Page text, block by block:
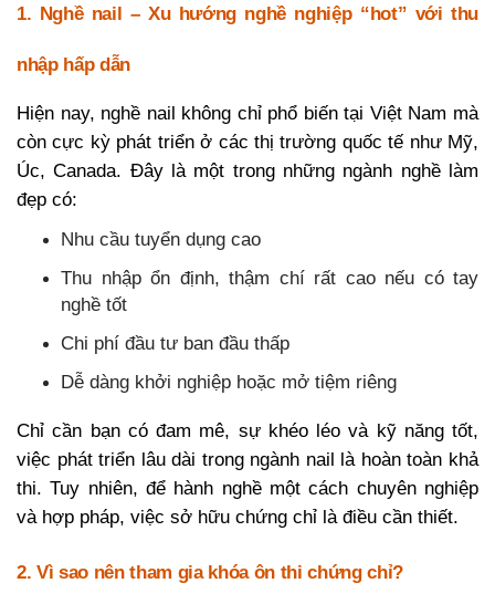
1. Nghề nail – Xu hướng nghề nghiệp “hot” với thu
nhập hấp dẫn
Hiện nay, nghề nail không chỉ phổ biến tại Việt Nam mà
còn cực kỳ phát triển ở các thị trường quốc tế như Mỹ,
Úc, Canada. Đây là một trong những ngành nghề làm
đẹp có:
Nhu cầu tuyển dụng cao
Thu nhập ổn định, thậm chí rất cao nếu có tay
nghề tốt
Chi phí đầu tư ban đầu thấp
Dễ dàng khởi nghiệp hoặc mở tiệm riêng
Chỉ cần bạn có đam mê, sự khéo léo và kỹ năng tốt,
việc phát triển lâu dài trong ngành nail là hoàn toàn khả
thi.Tuy nhiên, để hành nghề một cách chuyên nghiệp
và hợp pháp, việc sở hữu chứng chỉ là điều cần thiết.
2. Vì sao nên tham gia khóa ôn thi chứng chỉ?